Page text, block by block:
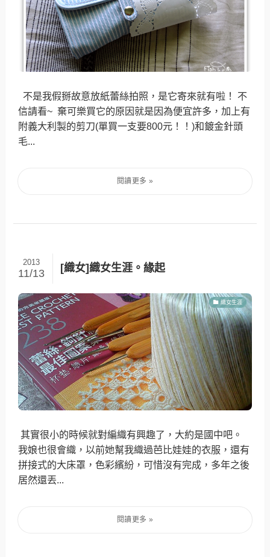
不是我假掰故意放紙蕾絲拍照，是它寄來就有啦！ 不
信請看~ 棄可樂買它的原因就是因為便宜許多，加上有
附義大利製的剪刀(單買一支要800元！！)和鍍金針頭
毛...
[織女]織女生涯。緣起
2013
11/13
織女生涯
其實很小的時候就對編織有興趣了，大約是國中吧。
我娘也很會織，以前她幫我織過芭比娃娃的衣服，還有
拼接式的大床罩，色彩繽紛，可惜沒有完成，多年之後
居然還丟...